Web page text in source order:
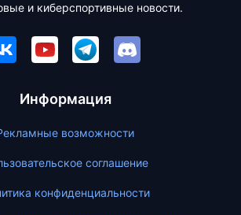
и киберспортивные новости.
Информация
возможности
соглашение
конфиденциальности